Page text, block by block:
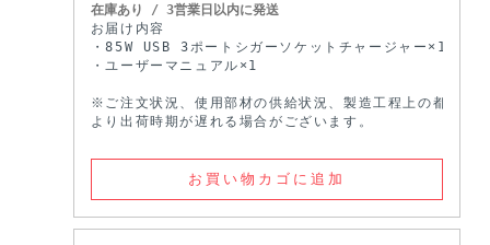
在庫あり / 3営業日以内に発送
お届け内容
・85W USB 3ポートシガーソケットチャージャー×1
・ユーザーマニュアル×1
※ご注文状況、使用部材の供給状況、製造工程上の都合等
より出荷時期が遅れる場合がございます。
お買い物カゴに追加